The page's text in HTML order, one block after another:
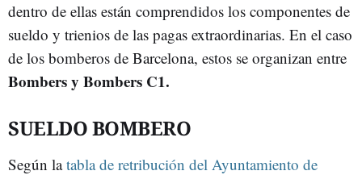
dentro de ellas están comprendidos los componentes de
sueldo y trienios de las pagas extraordinarias. En el caso
de los bomberos de Barcelona, estos se organizan entre
Bombers y Bombers C1.
SUELDO BOMBERO
Según latabla de retribución del Ayuntamiento de